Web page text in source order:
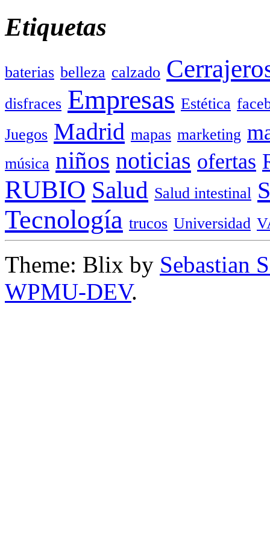
Etiquetas
baterias belleza calzado
disfraces Empresas Estética
Juegos Madrid mapas marketing
música niños noticias ofertas
RUBIO Salud Salud intestinal
Tecnología trucos Universidad
Theme: Blix by Sebastian
WPMU-DEV.